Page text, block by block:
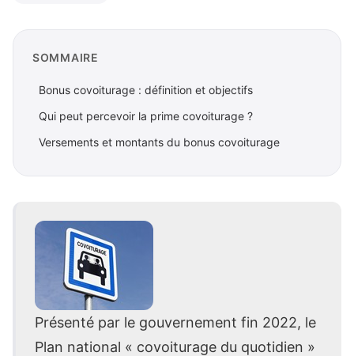
SOMMAIRE
Bonus covoiturage : définition et objectifs
Qui peut percevoir la prime covoiturage ?
Versements et montants du bonus covoiturage
Présenté par le gouvernement fin 2022, le
Plan national « covoiturage du quotidien »